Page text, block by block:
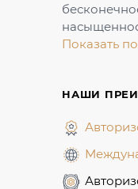
Показать
НАШИ